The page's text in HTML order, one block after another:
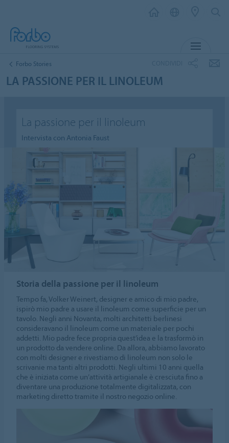
Forbo Stories
LA PASSIONE PER IL LINOLEUM
La passione per il linoleum
Intervista con Antonia Faust
Storia della passione per il linoleum
Tempo fa, Volker Weinert, designer e amico di mio padre,
ispirò mio padre a usare il linoleum come superficie per un
tavolo. Negli anni Novanta, molti architetti berlinesi
consideravano il linoleum come un materiale per pochi
addetti. Mio padre fece propria quest’idea e la trasformò in
un prodotto da vendere online. Da allora, abbiamo lavorato
con molti designer e rivestiamo di linoleum non solo le
scrivanie ma tanti altri prodotti. Negli ultimi 10 anni quella
che è iniziata come un’attività artigianale è cresciuta fino a
diventare una produzione totalmente digitalizzata, con
marketing diretto tramite il nostro negozio online.